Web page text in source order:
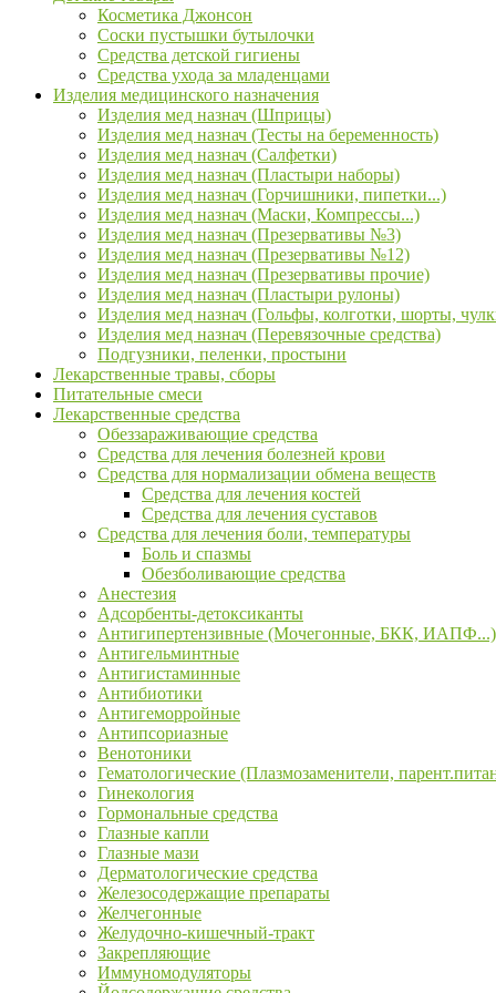
Косметика Джонсон
Соски пустышки бутылочки
Средства детской гигиены
Средства ухода за младенцами
Изделия медицинского назначения
Изделия мед назнач (Шприцы)
Изделия мед назнач (Тесты на беременность)
Изделия мед назнач (Салфетки)
Изделия мед назнач (Пластыри наборы)
Изделия мед назнач (Горчишники, пипетки...)
Изделия мед назнач (Маски, Компрессы...)
Изделия мед назнач (Презервативы №3)
Изделия мед назнач (Презервативы №12)
Изделия мед назнач (Презервативы прочие)
Изделия мед назнач (Пластыри рулоны)
Изделия мед назнач (Гольфы, колготки, шорты,
Изделия мед назнач (Перевязочные средства)
Подгузники, пеленки, простыни
Лекарственные травы, сборы
Питательные смеси
Лекарственные средства
Обеззараживающие средства
Средства для лечения болезней крови
Средства для нормализации обмена веществ
Средства для лечения костей
Средства для лечения суставов
Средства для лечения боли, температуры
Боль и спазмы
Обезболивающие средства
Анестезия
Адсорбенты-детоксиканты
Антигипертензивные (Мочегонные, БКК, ИАПФ...)
Антигельминтные
Антигистаминные
Антибиотики
Антигеморройные
Антипсориазные
Венотоники
Гематологические (Плазмозаменители,
Гинекология
Гормональные средства
Глазные капли
Глазные мази
Дерматологические средства
Железосодержащие препараты
Желчегонные
Желудочно-кишечный-тракт
Закрепляющие
Иммуномодуляторы